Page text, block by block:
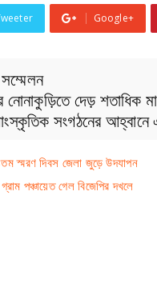
Google+
নোনাকুড়িতে দেড় শতাধিক
সংগঠনের
স্মরণ দিবস জেলা জুড়ে উদযাপন
পঞ্চায়েত গেল বিজেপির দখলে